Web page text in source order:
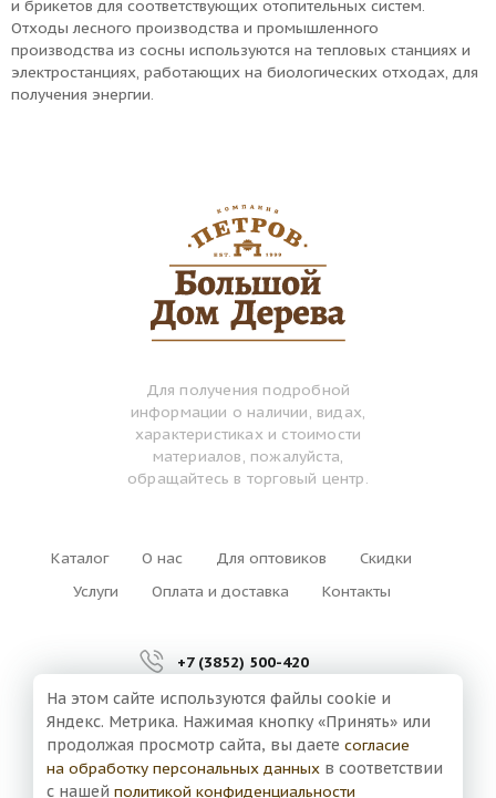
и брикетов для соответствующих отопительных систем.
Отходы лесного производства и промышленного
производства из сосны используются на тепловых станциях и
электростанциях, работающих на биологических отходах, для
получения энергии.
Для получения подробной
информации о наличии, видах,
характеристиках и стоимости
материалов, пожалуйста,
обращайтесь в торговый центр.
Каталог О нас Для оптовиков
Скидки
Услуги
Оплата и доставка Контакты
+7 (3852) 500-420
г. Барнаул,
ул. Власихинская, 127а
На этом сайте используются файлы cookie и
Яндекс. Метрика. Нажимая кнопку «Принять» или
продолжая просмотр сайта, вы даете согласие
на обработку персональных данных в соответствии
с нашей политикой конфиденциальности